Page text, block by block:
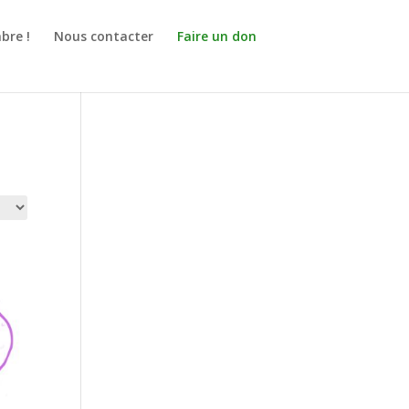
! Nous contacter Faire un don